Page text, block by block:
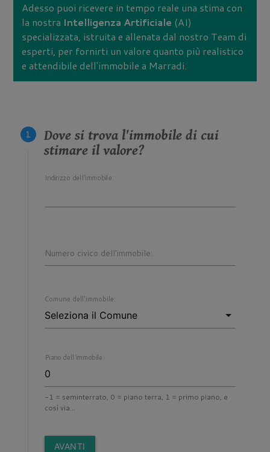
Adesso puoi ricevere in tempo reale una stima con
la nostra Intelligenza Artificiale (AI)
specializzata, istruita e allenata dal nostro Team di
esperti, per fornirti un valore quanto più realistico
e attendibile dell'immobile a Marradi.
Dove si trova l'immobile di cui
stimare il valore?
Indirizzo dell'immobile:
Numero civico dell'immobile:
Comune dell'immobile:
Piano dell'immobile:
-1 = seminterrato, 0 = piano terra, 1 = primo piano, e
così via...
AVANTI